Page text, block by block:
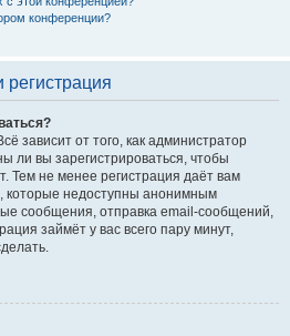
конференции?
зависит от того, как администратор
ли вы зарегистрироваться, чтобы
Тем не менее регистрация даёт вам
которые недоступны анонимным
сообщения, отправка email-сообщений,
займёт у вас всего пару минут,